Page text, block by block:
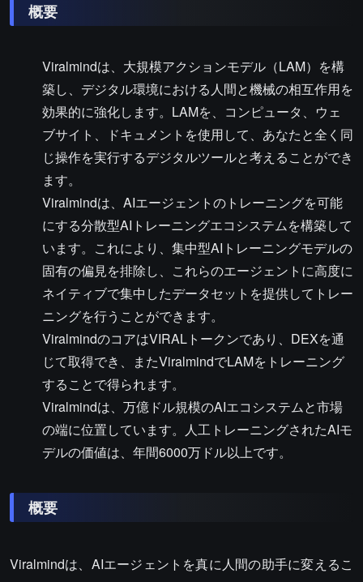
概要
Viralmindは、大規模アクションモデル（LAM）を構
築し、デジタル環境における人間と機械の相互作用を
効果的に強化します。LAMを、コンピュータ、ウェ
ブサイト、ドキュメントを使用して、あなたと全く同
じ操作を実行するデジタルツールと考えることができ
ます。
Viralmindは、AIエージェントのトレーニングを可能
にする分散型AIトレーニングエコシステムを構築して
います。これにより、集中型AIトレーニングモデルの
固有の偏見を排除し、これらのエージェントに高度に
ネイティブで集中したデータセットを提供してトレー
ニングを行うことができます。
ViralmindのコアはVIRALトークンであり、DEXを通
じて取得でき、またViralmindでLAMをトレーニング
することで得られます。
Viralmindは、万億ドル規模のAIエコシステムと市場
の端に位置しています。人工トレーニングされたAIモ
デルの価値は、年間6000万ドル以上です。
概要
Viralmindは、AIエージェントを真に人間の助手に変えるこ